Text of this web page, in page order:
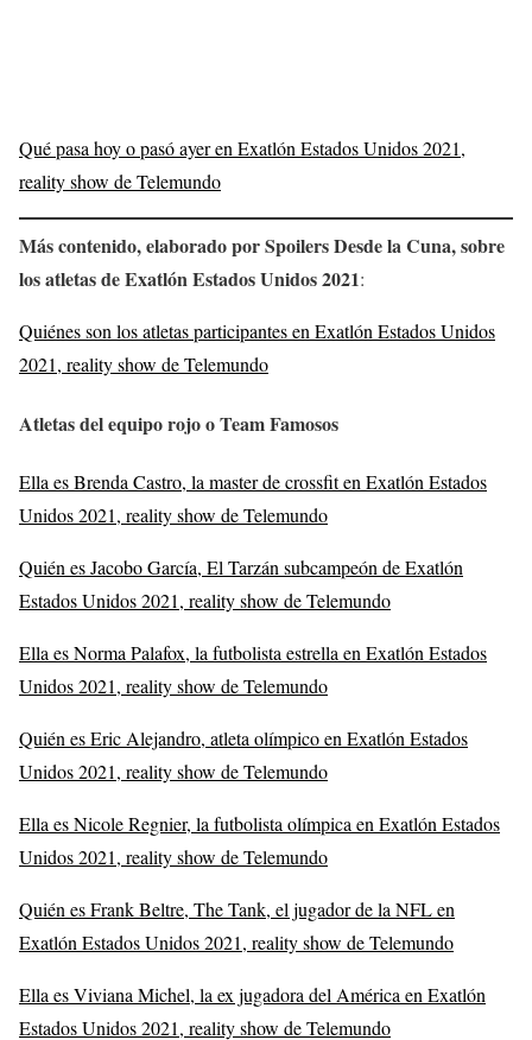
Qué pasa hoy o pasó ayer en Exatlón Estados Unidos 2021,
reality show de Telemundo
Más contenido, elaborado por Spoilers Desde la Cuna, sobre
los atletas de Exatlón Estados Unidos 2021:
Quiénes son los atletas participantes en Exatlón Estados Unidos
2021, reality show de Telemundo
Atletas del equipo rojo o Team Famosos
Ella es Brenda Castro, la master de crossfit en Exatlón Estados
Unidos 2021, reality show de Telemundo
Quién es Jacobo García, El Tarzán subcampeón de Exatlón
Estados Unidos 2021, reality show de Telemundo
Ella es Norma Palafox, la futbolista estrella en Exatlón Estados
Unidos 2021, reality show de Telemundo
Quién es Eric Alejandro, atleta olímpico en Exatlón Estados
Unidos 2021, reality show de Telemundo
Ella es Nicole Regnier, la futbolista olímpica en Exatlón Estados
Unidos 2021, reality show de Telemundo
Quién es Frank Beltre, The Tank, el jugador de la NFL en
Exatlón Estados Unidos 2021, reality show de Telemundo
Ella es Viviana Michel, la ex jugadora del América en Exatlón
Estados Unidos 2021, reality show de Telemundo